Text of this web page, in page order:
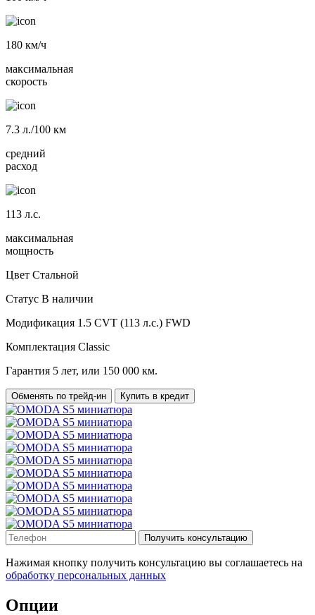
180 км/ч
максимальная
скорость
7.3 л./100 км
средний
расход
113 л.с.
максимальная
мощность
Цвет Стальной
Статус В наличии
Модификация 1.5 CVT (113 л.с.) FWD
Комплектация Classic
Гарантия 5 лет, или 150 000 км.
Обменять по трейд-ин Купить в кредит
Получить консультацию
Нажимая кнопку получить консультацию вы соглашаетесь на
обработку персональных данных
Опции